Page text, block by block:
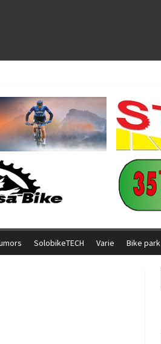
Gallis. Signorelli 5^ la migliore tra gli italiani
di una leggendaria storia
azzurro a Monteceneri
SolobikeTECH Varie Bike park